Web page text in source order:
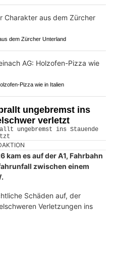
dem Zürcher Unterland
Pizza wie in Italien
ungebremst ins
verletzt
kam es auf der A1, Fahrbahn
zwischen einem
Schäden auf, der
Verletzungen ins